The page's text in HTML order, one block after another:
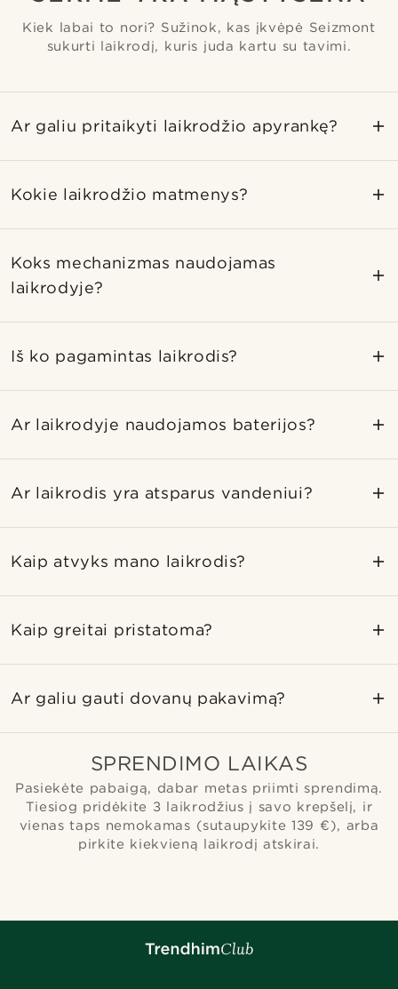
Kiek labai to nori? Sužinok, kas įkvėpė Seizmont
sukurti laikrodį, kuris juda kartu su tavimi.
Ar galiu pritaikyti laikrodžio apyrankę?
Kokie laikrodžio matmenys?
Koks mechanizmas naudojamas
laikrodyje?
Iš ko pagamintas laikrodis?
Ar laikrodyje naudojamos baterijos?
Ar laikrodis yra atsparus vandeniui?
Kaip atvyks mano laikrodis?
Kaip greitai pristatoma?
Ar galiu gauti dovanų pakavimą?
SPRENDIMO LAIKAS
Pasiekėte pabaigą, dabar metas priimti sprendimą.
Tiesiog pridėkite 3 laikrodžius į savo krepšelį, ir
vienas taps nemokamas (sutaupykite 139 €), arba
pirkite kiekvieną laikrodį atskirai.